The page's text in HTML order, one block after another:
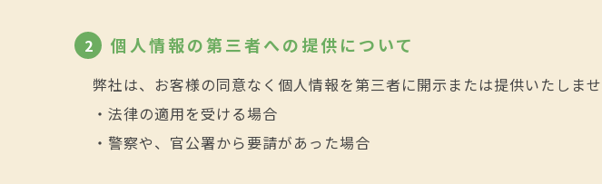
2 個人情報の第三者への提供について
弊社は、お客様の同意なく個人情報を第三者に開示または提供いたしま
・法律の適用を受ける場合
・警察や、官公署から要請があった場合